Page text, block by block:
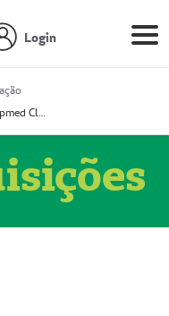
Login
Prestador: Vipmed Clínica Geral Ltda, 51004349-0 (Nome Fantasia: Policlínica Master)